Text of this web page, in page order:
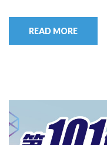
READ MORE